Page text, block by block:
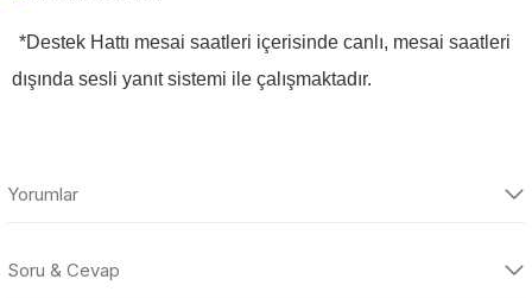
*Destek Hattı mesai saatleri içerisinde canlı, mesai saatleri
dışında sesli yanıt sistemi ile çalışmaktadır.
Yorumlar
Soru & Cevap